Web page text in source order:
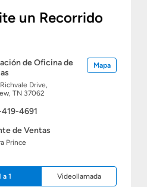
un Recorrido
de Oficina de
Drive,
TN 37062
Mapa
4691
de Ventas
Prince
a 1 Videollamada